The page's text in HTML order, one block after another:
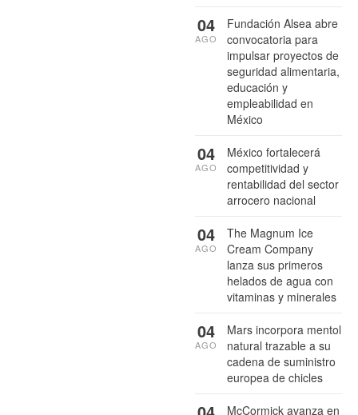
Fundación Alsea abre
convocatoria para
impulsar proyectos de
seguridad alimentaria,
educación y
empleabilidad en
México
04
AGO
México fortalecerá
competitividad y
rentabilidad del sector
arrocero nacional
04
AGO
The Magnum Ice
Cream Company
lanza sus primeros
helados de agua con
vitaminas y minerales
04
AGO
Mars incorpora mentol
natural trazable a su
cadena de suministro
europea de chicles
04
AGO
McCormick avanza en